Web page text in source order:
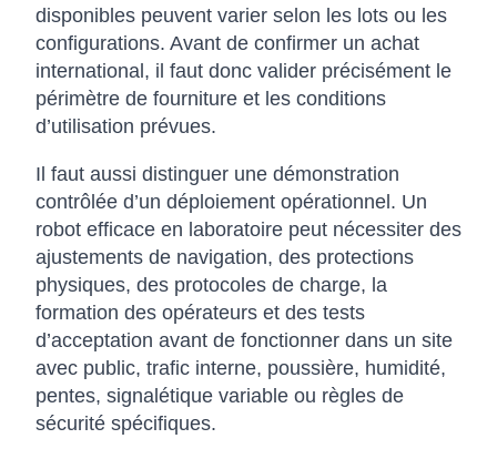
disponibles peuvent varier selon les lots ou les
configurations. Avant de confirmer un achat
international, il faut donc valider précisément le
périmètre de fourniture et les conditions
d’utilisation prévues.
Il faut aussi distinguer une démonstration
contrôlée d’un déploiement opérationnel. Un
robot efficace en laboratoire peut nécessiter des
ajustements de navigation, des protections
physiques, des protocoles de charge, la
formation des opérateurs et des tests
d’acceptation avant de fonctionner dans un site
avec public, trafic interne, poussière, humidité,
pentes, signalétique variable ou règles de
sécurité spécifiques.